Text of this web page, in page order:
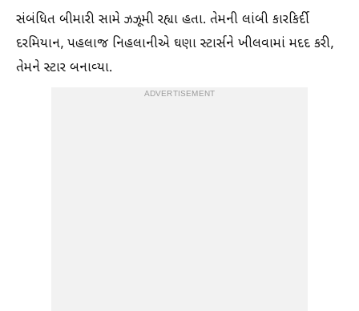
સંબંધિત બીમારી સામે ઝઝૂમી રહ્યા હતા. તેમની લાંબી કારકિર્દી
દરમિયાન, પહલાજ નિહલાનીએ ઘણા સ્ટાર્સને ખીલવામાં મદદ કરી,
તેમને સ્ટાર બનાવ્યા.
ADVERTISEMENT